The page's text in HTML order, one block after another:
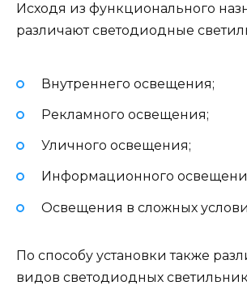
Исходя из функционального
различают светодиодные
Внутреннего освещения;
Рекламного освещения;
Уличного освещения;
Информационного
Освещения в сложных
По способу установки также
видов светодиодных